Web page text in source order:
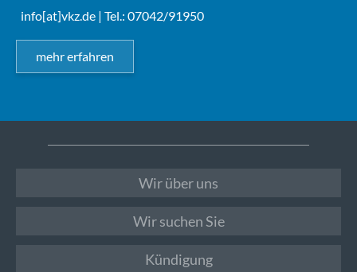
info[at]vkz.de | Tel.: 07042/91950
mehr erfahren
Wir über uns
Wir suchen Sie
Kündigung